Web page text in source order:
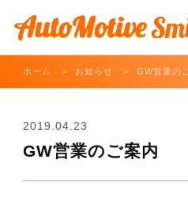
車両販売
ホーム お知らせ GW営業の
2019.04.23
GW営業のご案内